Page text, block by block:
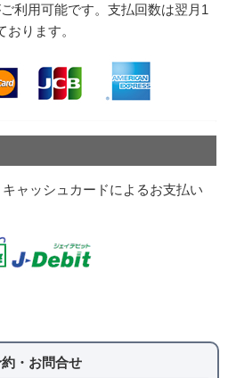
利用可能です。支払回数は翌月1
ります。
ャッシュカードによるお支払い
・お問合せ